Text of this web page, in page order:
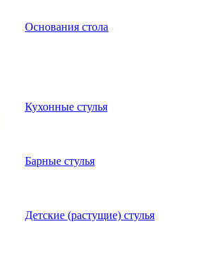
Основания стола
Кухонные стулья
Барные стулья
Детские (растущие) стулья